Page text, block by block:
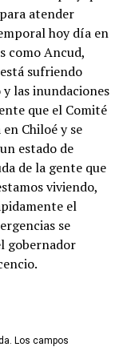
atender
hoy día en
como Ancud,
sufriendo
las inundaciones
que el Comité
Chiloé y se
estado de
de la gente que
viviendo,
el
se
gobernador
Los campos